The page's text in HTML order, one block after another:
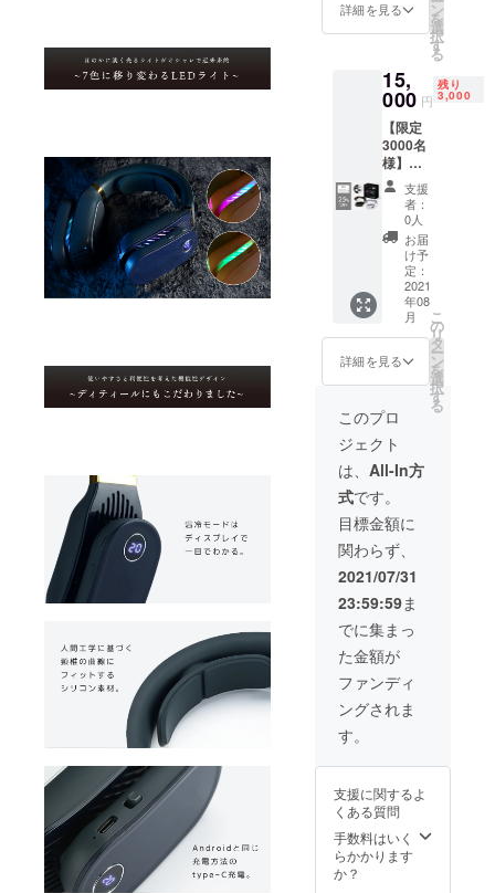
正規販
売価格
格より
下がる
可能性
がござ
いま
す。
変更に
す。 ※
皆様の
を頂け
たこと
によ
り、量
産体制
を整え
ること
ができ
たまし
たら、
正規販
売価格
予定価
格より
可能性
いま
す。
35%OF
ラーホ
ワイ
ト）×2
・充電
USB
ケーブ
ル×2 ・
説明書
兼保証
書(日本
語）×2
※仕様・
デザイ
ンにつ
いて予
告なく
変更に
ざいま
皆様の
ご支援
を頂け
たこと
によ
り、量
産体制
を整え
ができ
たまし
たら、
正規販
売価格
が販売
予定価
可能性
がござ
いま
す。
■ZALA
XY首掛
け冷温
ラーブ
ラッ
ク、ホ
ワイ
ト）×各
1
■CAMP
FIRE限
定特別
価格(超
早割)
→13,00
0円(税
込・送
料込)
【希望
小売価
円の
35%OF
F】 ・
本体
（カ
ラーブ
ラッ
ク）×1
・本体
（カ
ラーホ
ワイ
ト）×1
・充電
USB
ケーブ
ル×2 ・
説明書
語）×2
デザイ
ンにつ
いて予
告なく
詳細を見る ン
を
選
択
す
る
15,
000 円
残り
3,000
【限定
3000名
様】
『25％
オフ』
ZALAX
Y首掛け
冷温機×
計2 ■限
定3000
名様
■ZALA
XY首掛
け冷温
機×2
■CAMP
FIRE限
定特別
価格(早
割)
→15,00
0円(税
込・送
料込)
【希望
小売価
格
20,000
円の
25%OF
F】 ・
本体
（カ
ラーを
い）×計
電USB
ケーブ
ル×2 ・
説明書
兼保証
支援
者：
0人
お届
け予
定：
2021
年08
月
詳細を見る
こ
の
リ
タ
ー
ン
を
選
択
す
る
このプロ
ジェクト
は、 All-In方
式です。
目標金額に
関わらず、
2021/07/31
23:59:59ま
でに集まっ
た金額が
ファンディ
ングされま
す。
支援に関するよ
くある質問
手数料はいく
らかかります
か？